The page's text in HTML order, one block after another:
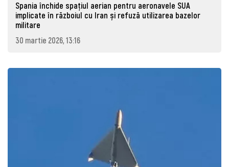
Spania închide spațiul aerian pentru aeronavele SUA
implicate în războiul cu Iran și refuză utilizarea bazelor
militare
30 martie 2026, 13:16